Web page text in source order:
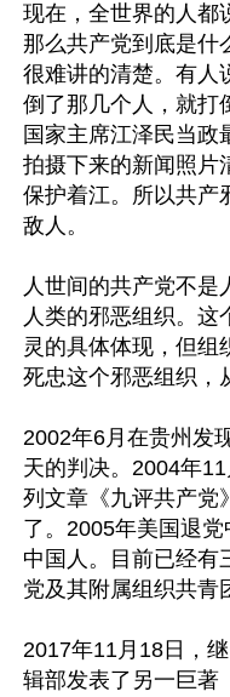
现在，全世界的人都
那么共产党到底是什
很难讲的清楚。有人
倒了那几个人，就打
国家主席江泽民当政
拍摄下来的新闻照片
保护着江。所以共产
敌人。
人世间的共产党不是
人类的邪恶组织。这
灵的具体体现，但组
死忠这个邪恶组织，
2002年6月在贵州发
天的判决。2004年
列文章《九评共产党
了。2005年美国退
中国人。目前已经有
党及其附属组织共青
2017年11月18日，
辑部发表了另一巨著